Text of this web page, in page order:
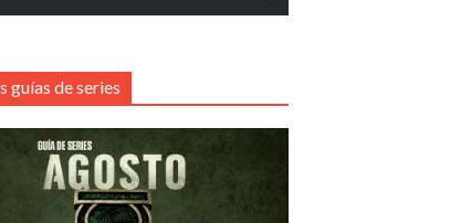
guías de series